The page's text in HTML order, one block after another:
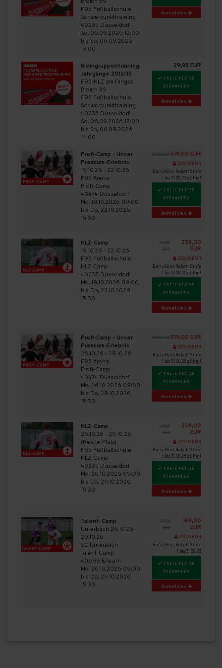
F95 Fußballschule
Schwerpunkttraining
40235 Düsseldorf
So, 06.09.2026 12:00
bis So, 06.09.2026
13:00
Anmelden
Kleingruppentraining:
Jahrgänge 2012/13
F95-NLZ am Flinger
Broich 89
F95 Fußballschule
Schwerpunkttraining
40235 Düsseldorf
So, 06.09.2026 13:00
bis So, 06.09.2026
14:00
29,95 EUR
FREIE PLÄTZE
VORHANDEN
Anmelden
Profi-Camp - Unser
Premium-Erlebnis
19.10.26 - 22.10.26
F95 Arena
Profi-Camp
40474 Düsseldorf
Mo, 19.10.2026 09:00
bis Do, 22.10.2026
15:30
399,00 EUR 319,00 EUR
309,00 EUR
Early-Bird-Rabatt Stufe
1 bis 31.08.26 gültig!
FREIE PLÄTZE
VORHANDEN
Anmelden
NLZ-Camp
19.10.26 - 22.10.26
F95 Fußballschule
NLZ-Camp
40235 Düsseldorf
Mo, 19.10.2026 09:00
bis Do, 22.10.2026
15:30
299,00
EUR
239,00
EUR
229,00 EUR
Early-Bird-Rabatt Stufe
1 bis 31.08.26 gültig!
FREIE PLÄTZE
VORHANDEN
Anmelden
Profi-Camp - Unser
Premium-Erlebnis
26.10.26 - 29.10.26
F95 Arena
Profi-Camp
40474 Düsseldorf
Mo, 26.10.2026 09:00
bis Do, 29.10.2026
15:30
399,00 EUR 319,00 EUR
309,00 EUR
Early-Bird-Rabatt Stufe
1 bis 31.08.26 gültig!
FREIE PLÄTZE
VORHANDEN
Anmelden
NLZ-Camp
26.10.26 - 29.10.26
(Restle-Platz)
F95 Fußballschule
NLZ-Camp
40235 Düsseldorf
Mo, 26.10.2026 09:00
bis Do, 29.10.2026
15:30
299,00
EUR
239,00
EUR
229,00 EUR
Early-Bird-Rabatt Stufe
1 bis 31.08.26 gültig!
FREIE PLÄTZE
VORHANDEN
Anmelden
Talent-Camp
Unterbach 26.10.26 -
29.10.26
SC Unterbach
Talent-Camp
40699 Erkrath
Mo, 26.10.2026 09:00
bis Do, 29.10.2026
15:30
239,00
EUR
189,00
EUR
179,00 EUR
Early-Bird-Rabatt Stufe
1 bis 31.08.26
FREIE PLÄTZE
VORHANDEN
Anmelden